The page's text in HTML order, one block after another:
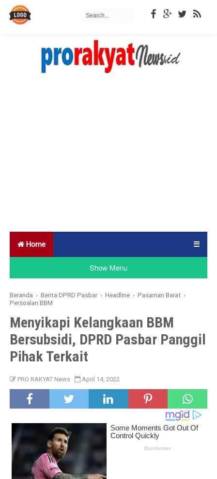
Home ☰
Show Menu
Beranda ›Berita DPRD Pasbar ›Headline ›Pasaman Barat ›
Persoalan BBM
Menyikapi Kelangkaan BBM
Bersubsidi, DPRD Pasbar Panggil
Pihak Terkait
PRO RAKYAT News April 14, 2022